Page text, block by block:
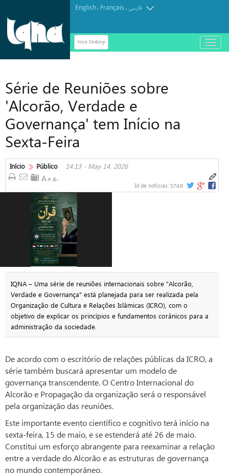
English. Français.فارسی
Versi Desktop
باز
و
Série de Reuniões sobre
'Alcorão, Verdade e
Governança' tem Início na
Sexta-Feira
Início Público 14:13 - May 14, 2026
Id de notícias: 5740
IQNA – Uma série de reuniões internacionais sobre "Alcorão,
Verdade e Governança" está planejada para ser realizada pela
Organização de Cultura e Relações Islâmicas (ICRO), com o
objetivo de explicar os princípios e fundamentos corânicos para a
administração da sociedade.
De acordo com o escritório de relações públicas da ICRO, a
série também buscará apresentar um modelo de
governança transcendente. O Centro Internacional do
Alcorão e Propagação da organização será o responsável
pela organização das reuniões.
Este importante evento científico e cognitivo terá início na
sexta-feira, 15 de maio, e se estenderá até 26 de maio.
Constitui um esforço abrangente para reexaminar a relação
entre a verdade do Alcorão e as estruturas de governança
no mundo contemporâneo.